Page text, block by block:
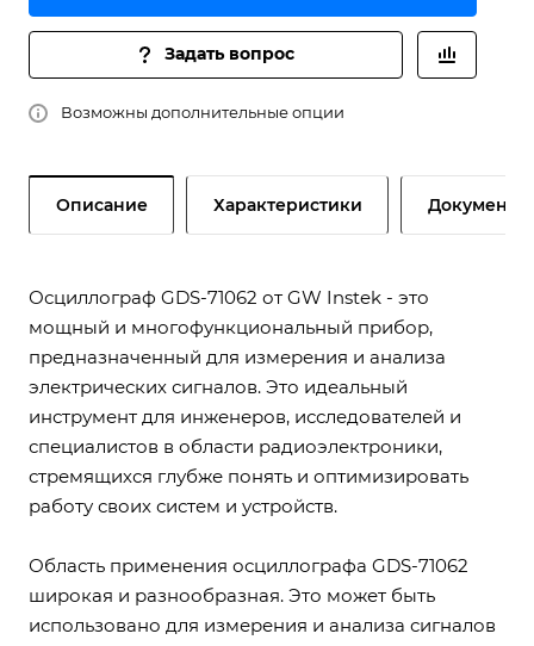
Задать вопрос
Возможны дополнительные опции
Описание Характеристики Документы
Осциллограф GDS-71062 от GW Instek - это
мощный и многофункциональный прибор,
предназначенный для измерения и анализа
электрических сигналов. Это идеальный
инструмент для инженеров, исследователей и
специалистов в области радиоэлектроники,
стремящихся глубже понять и оптимизировать
работу своих систем и устройств.
Область применения осциллографа GDS-71062
широкая и разнообразная. Это может быть
использовано для измерения и анализа сигналов